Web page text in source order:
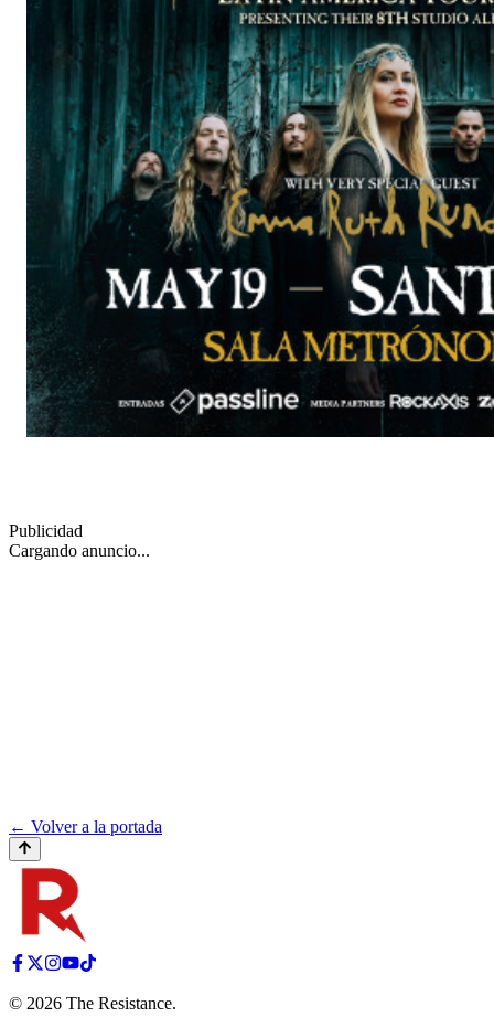
Publicidad
Cargando anuncio...
← Volver a la portada
© 2026 The Resistance.